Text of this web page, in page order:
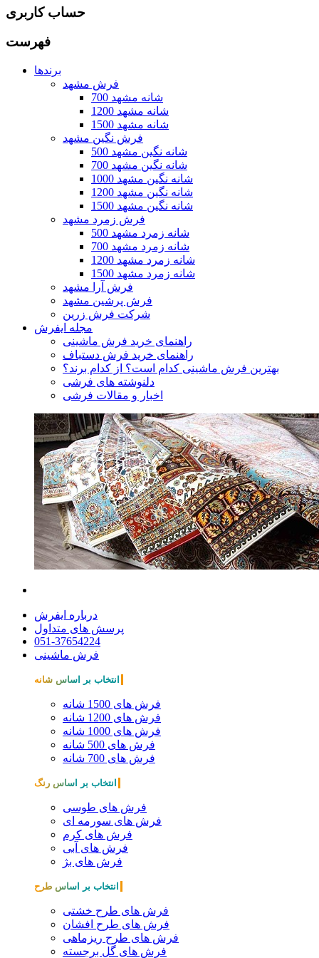
حساب کاربری
فهرست
برندها
فرش مشهد
700 شانه مشهد
1200 شانه مشهد
1500 شانه مشهد
فرش نگین مشهد
500 شانه نگین مشهد
700 شانه نگین مشهد
1000 شانه نگین مشهد
1200 شانه نگین مشهد
1500 شانه نگین مشهد
فرش زمرد مشهد
500 شانه زمرد مشهد
700 شانه زمرد مشهد
1200 شانه زمرد مشهد
1500 شانه زمرد مشهد
فرش آرا مشهد
فرش پرشین مشهد
شرکت فرش زرین
مجله ایفرش
راهنمای خرید فرش ماشینی
راهنمای خرید فرش دستباف
بهترین فرش ماشینی کدام است؟ از کدام برند؟
دلنوشته های فرشی
اخبار و مقالات فرشی
درباره ایفرش
پرسش های متداول
051-37654224
فرش ماشینی
انتخاب بر اساس شانه
فرش های 1500 شانه
فرش های 1200 شانه
فرش های 1000 شانه
فرش های 500 شانه
فرش های 700 شانه
انتخاب بر اساس رنگ
فرش های طوسی
فرش های سورمه ای
فرش های کرم
فرش های آبی
فرش های بژ
انتخاب بر اساس طرح
فرش های طرح خشتی
فرش های طرح افشان
فرش های طرح ریزماهی
فرش های گل برجسته